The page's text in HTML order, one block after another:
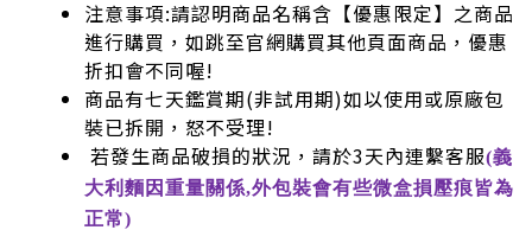
注意事項:請認明商品名稱含【優惠限定】之商品
進行購買，如跳至官網購買其他頁面商品，優惠
折扣會不同喔!
商品有七天鑑賞期(非試用期)如以使用或原廠包
裝已拆開，怒不受理!
若發生商品破損的狀況，請於3天內連繫客服(義
大利麵因重量關係,外包裝會有些微盒損壓痕皆為
正常)